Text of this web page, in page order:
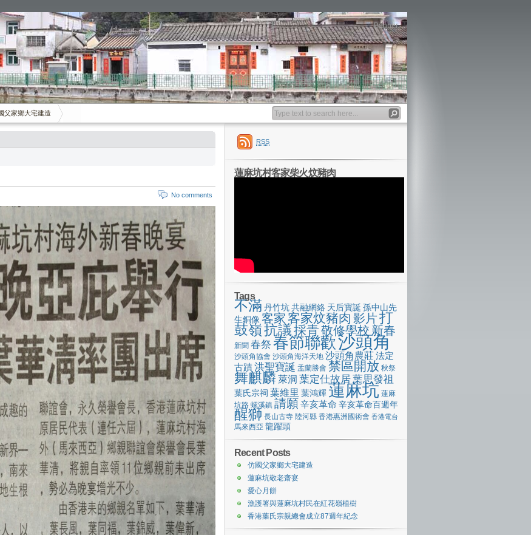
Banner
父家鄉大宅建造
No comments
RSS
蓮麻坑村客家柴火炆豬肉
Tags
不滿 丹竹坑共融網絡 天后寶誕 孫中山先
生銅像 客家客家炆豬肉 影片打
鼓嶺抗議採青敬修學校 新春
新聞 春祭 春節聯歡沙頭角
沙頭角協會 沙頭角海洋天地 沙頭角農莊法定
古蹟洪聖寶誕 盂蘭勝會 禁區開放 秋祭
舞麒麟萊洞 葉定仕故居葉思發祖
葉氏宗祠 葉維里 葉鴻輝蓮麻坑 蓮麻
坑路 螺溪鎮 請願辛亥革命 辛亥革命百週年
醒獅 長山古寺 陸河縣 香港惠洲國術會 香港電台
馬來西亞 龍躍頭
Recent Posts
仿國父家鄉大宅建造
蓮麻坑敬老齋宴
愛心月餅
漁護署與蓮麻坑村民在紅花嶺植樹
香港葉氏宗親總會成立87週年紀念